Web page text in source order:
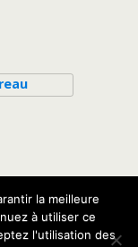
la meilleure
à utiliser ce
l'utilisation des